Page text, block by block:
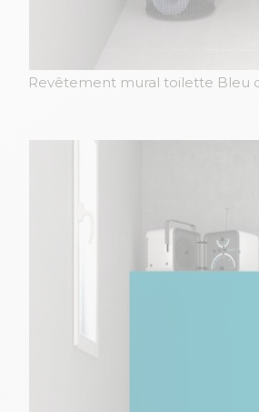
Revêtement mural toilette Bleu